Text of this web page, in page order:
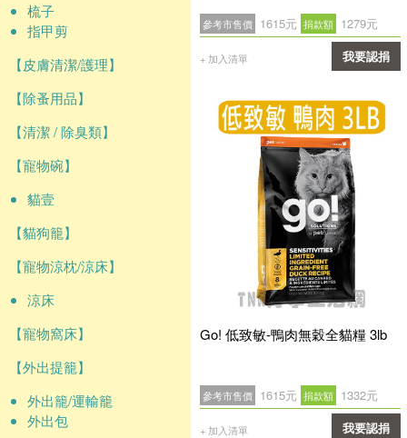
梳子
指甲剪
【皮膚清潔/護理】
【除蚤用品】
【清潔 / 除臭類】
【寵物碗】
貓壹
【貓狗籠】
【寵物涼枕/涼床】
涼床
【寵物窩床】
【外出提籠】
外出籠/運輸籠
外出包
參考市售價 1615元 捐款額 1279元
+ 加入清單 我要認捐
Go! 低致敏-鴨肉無穀全貓糧 3lb
參考市售價 1615元 捐款額 1332元
+ 加入清單 我要認捐